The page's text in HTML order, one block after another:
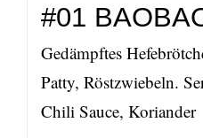
#01
Gedämpftes
Patty, Röstzwiebeln.
Chili Sauce, Koriander